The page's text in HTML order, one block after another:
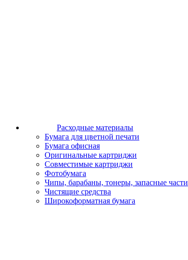
Расходные материалы
Бумага для цветной печати
Бумага офисная
Оригинальные картриджи
Совместимые картриджи
Фотобумага
Чипы, барабаны, тонеры, запасные части
Чистящие средства
Широкоформатная бумага